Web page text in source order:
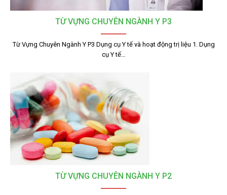
TỪ VỰNG CHUYÊN NGÀNH Y P3
Từ Vựng Chuyên Ngành Y P3 Dụng cụ Y tế và hoạt động trị liệu 1. Dụng
cụ Y tế…
TỪ VỰNG CHUYÊN NGÀNH Y P2